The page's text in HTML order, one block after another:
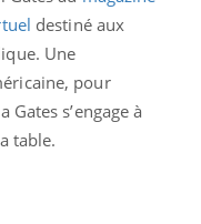
destiné aux
Une
pour
s’engage à
table.